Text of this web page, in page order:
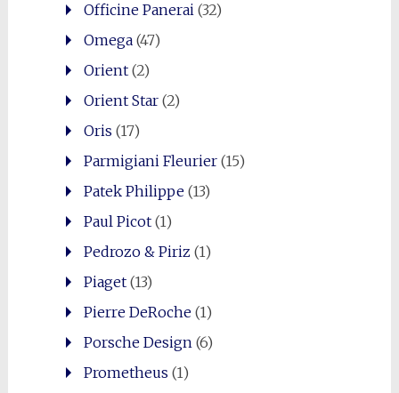
Officine Panerai(32)
Omega(47)
Orient(2)
Orient Star(2)
Oris (17)
Parmigiani Fleurier(15)
Patek Philippe(13)
Paul Picot(1)
Pedrozo & Piriz (1)
Piaget(13)
Pierre DeRoche(1)
Porsche Design(6)
Prometheus (1)